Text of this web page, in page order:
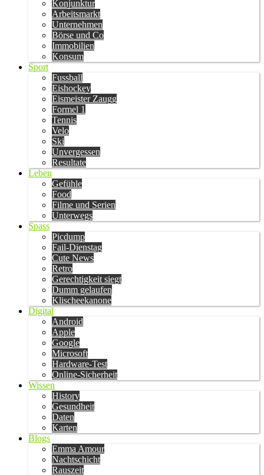
Konjunktur
Arbeitsmarkt
Unternehmen
Börse und Co
Immobilien
Konsum
Sport
Fussball
Eishockey
Eismeister Zaugg
Formel 1
Tennis
Velo
Ski
Unvergessen
Resultate
Leben
Gefühle
Food
Filme und Serien
Unterwegs
Spass
Picdump
Fail-Dienstag
Cute News
Retro
Gerechtigkeit siegt
Dumm gelaufen
Klischeekanone
Digital
Android
Apple
Google
Microsoft
Hardware-Test
Online-Sicherheit
Wissen
History
Gesundheit
Daten
Karten
Blogs
Emma Amour
Nachtschicht
Rauszeit